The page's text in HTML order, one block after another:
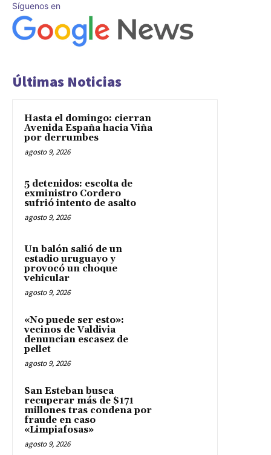
Síguenos en
Últimas Noticias
Hasta el domingo: cierran
Avenida España hacia Viña
por derrumbes
agosto 9, 2026
5 detenidos: escolta de
exministro Cordero
sufrió intento de asalto
agosto 9, 2026
Un balón salió de un
estadio uruguayo y
provocó un choque
vehicular
agosto 9, 2026
«No puede ser esto»:
vecinos de Valdivia
denuncian escasez de
pellet
agosto 9, 2026
San Esteban busca
recuperar más de $171
millones tras condena por
fraude en caso
«Limpiafosas»
agosto 9, 2026